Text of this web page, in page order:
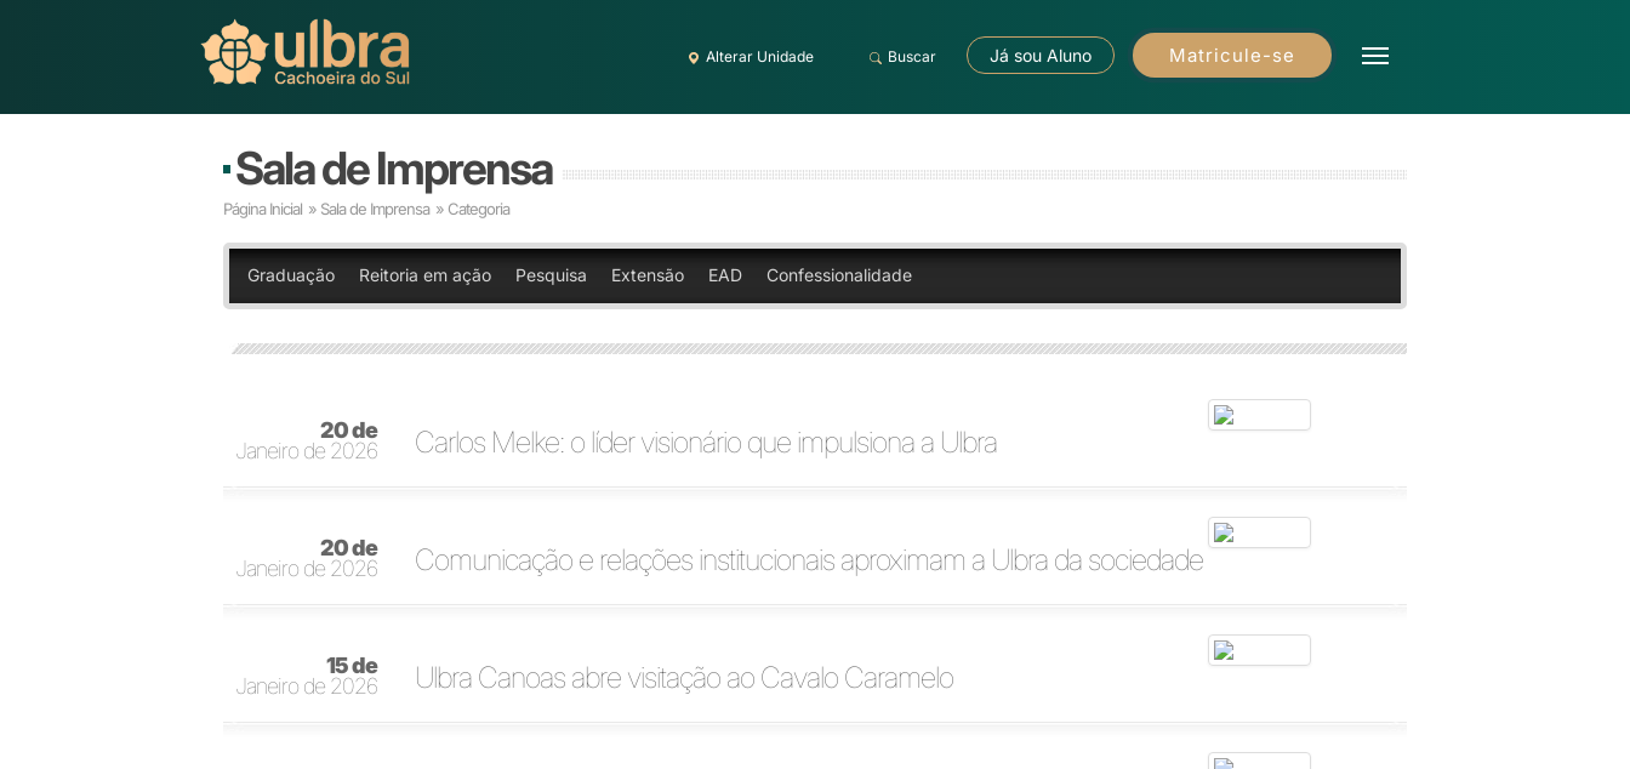
Alterar Unidade Buscar Já sou Aluno Matricule-se
Sala de Imprensa
Página Inicial » Sala de Imprensa » Categoria
Graduação Reitoria em ação Pesquisa Extensão EAD Confessionalidade
20 de
Janeiro de 2026
Carlos Melke: o líder visionário que impulsiona a Ulbra
20 de
Janeiro de 2026
Comunicação e relações institucionais aproximam a Ulbra da sociedade
15 de
Janeiro de 2026
Ulbra Canoas abre visitação ao Cavalo Caramelo